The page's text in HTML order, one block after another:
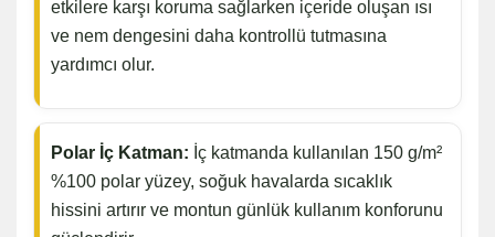
etkilere karşı koruma sağlarken içeride oluşan ısı
ve nem dengesini daha kontrollü tutmasına
yardımcı olur.
Polar İç Katman: İç katmanda kullanılan 150 g/m²
%100 polar yüzey, soğuk havalarda sıcaklık
hissini artırır ve montun günlük kullanım konforunu